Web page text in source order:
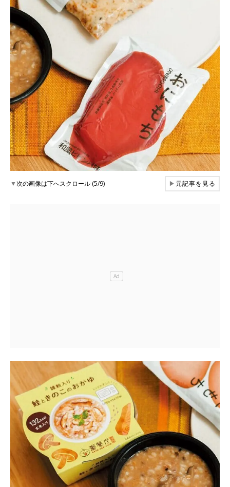
▼次の画像は下へスクロール (5/9) ▶元記事を見る